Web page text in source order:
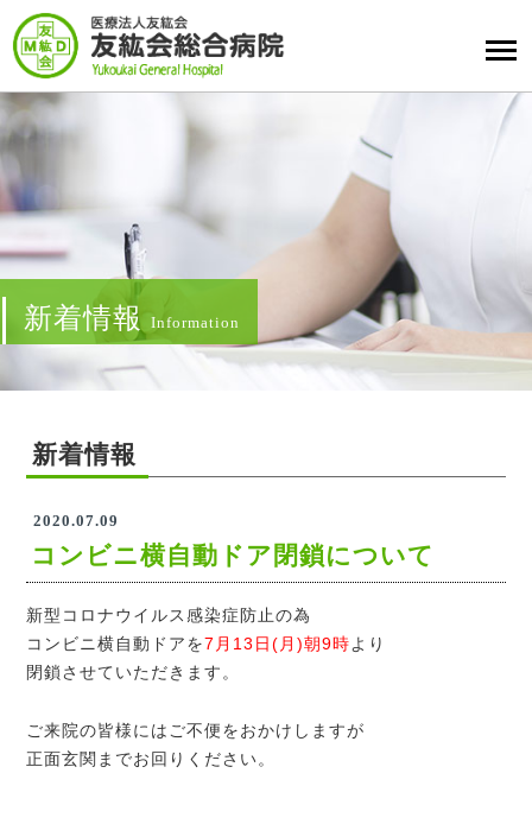
新着情報 Information
新着情報
2020.07.09
コンビニ横自動ドア閉鎖について
新型コロナウイルス感染症防止の為
コンビニ横自動ドアを7月13日(月)朝9時より
閉鎖させていただきます。
ご来院の皆様にはご不便をおかけしますが
正面玄関までお回りください。